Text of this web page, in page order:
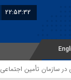
22:53:33
تأمین اجتماعی